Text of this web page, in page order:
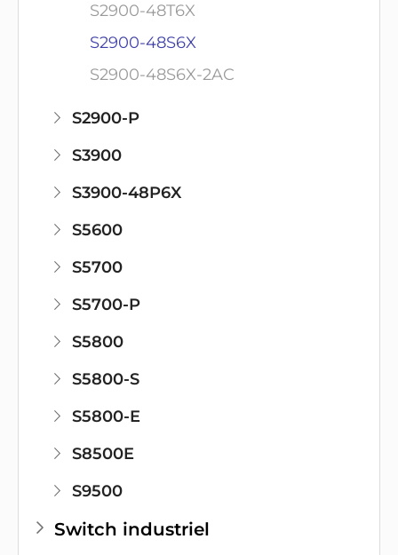
S2900-48T6X
S2900-48S6X
S2900-48S6X-2AC
S2900-P
S3900
S3900-48P6X
S5600
S5700
S5700-P
S5800
S5800-S
S5800-E
S8500E
S9500
Switch industriel